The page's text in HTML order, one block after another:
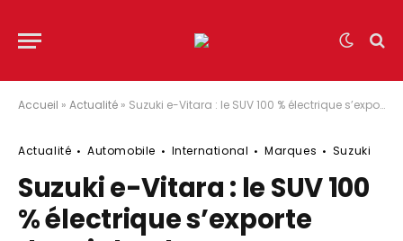
Accueil » Actualité » Suzuki e-Vitara : le SUV 100 % électrique s’exporte depuis l’Inde
Actualité Automobile International Marques Suzuki
Suzuki e-Vitara : le SUV 100
% électrique s’exporte